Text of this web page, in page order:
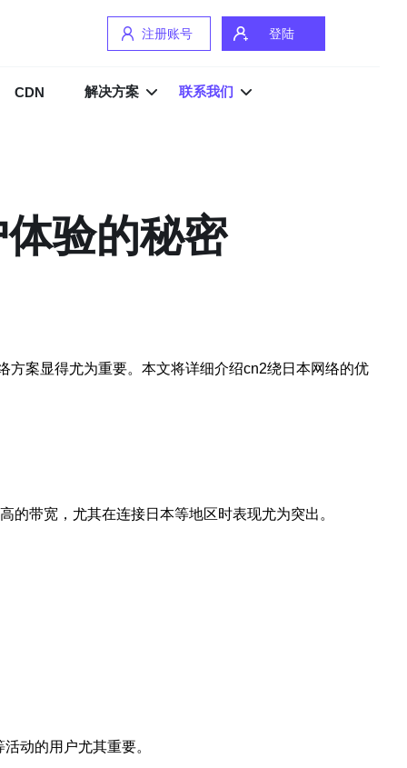
注册账号 登陆
CDN 解决方案 联系我们
验的秘密
案显得尤为重要。本文将详细介绍cn2绕日本网络的优
带宽，尤其在连接日本等地区时表现尤为突出。
动的用户尤其重要。